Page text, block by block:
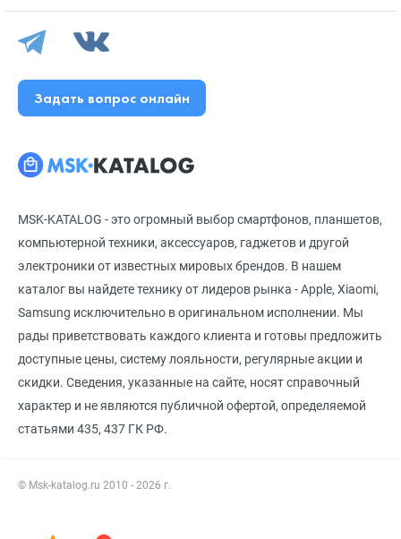
MSK-KATALOG - это огромный выбор смартфонов, планшетов,
компьютерной техники, аксессуаров, гаджетов и другой
электроники от известных мировых брендов. В нашем
каталог вы найдете технику от лидеров рынка - Apple, Xiaomi,
Samsung исключительно в оригинальном исполнении. Мы
рады приветствовать каждого клиента и готовы предложить
доступные цены, систему лояльности, регулярные акции и
скидки. Сведения, указанные на сайте, носят справочный
характер и не являются публичной офертой, определяемой
статьями 435, 437 ГК РФ.
© Msk-katalog.ru 2010 - 2026 г.
Задать вопрос онлайн